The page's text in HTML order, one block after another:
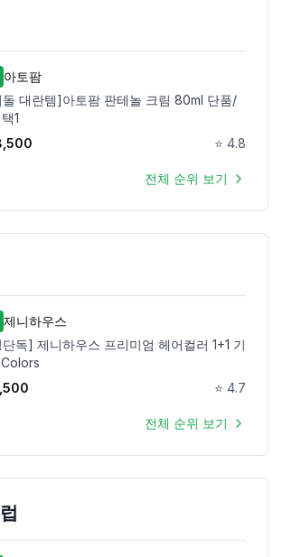
아토팜
돌 대란템]아토팜 판테놀 크림 80ml 단품/
1
⭐ 4.8
전체 순위 보기
제니하우스
독] 제니하우스 프리미엄 헤어컬러 1+1 기
⭐ 4.7
전체 순위 보기